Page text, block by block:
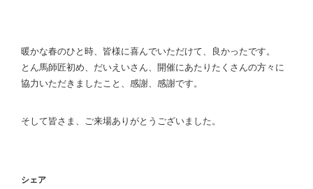
暖かな春のひと時、皆様に喜んでいただけて、良かったです。
とん馬師匠初め、だいえいさん、開催にあたりたくさんの方々に
協力いただきましたこと、感謝、感謝です。
そして皆さま、ご来場ありがとうございました。
シェア